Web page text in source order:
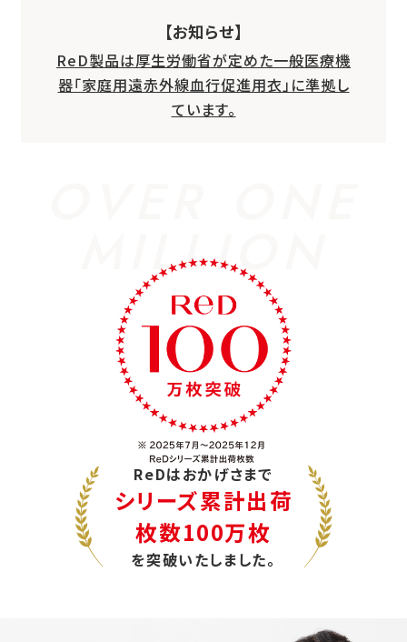
【お知らせ】
ReD製品は厚生労働省が定めた一般医療機
器「家庭用遠赤外線血行促進用衣」に準拠し
ています。
MILLION
ReDはおかげさまで
シリーズ累計出荷
枚数100万枚
を突破いたしました。